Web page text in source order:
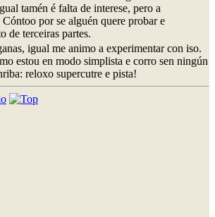
tamén é falta de interese, pero a
por se alguén quere probar e
de terceiras partes.
igual me animo a experimentar con iso.
estou en modo simplista e corro sen ningún
reloxo supercutre e pista!